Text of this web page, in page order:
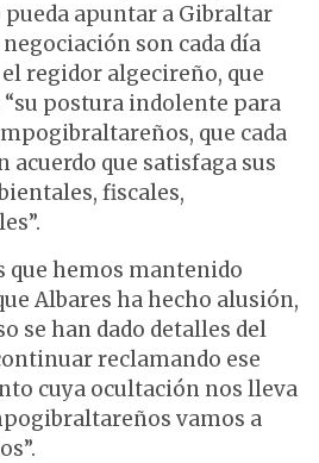
pueda apuntar a Gibraltar
son cada día
regidor algecireño, que
postura indolente para
, que cada
acuerdo que satisfaga sus
fiscales,
que hemos mantenido
Albares ha hecho alusión,
se han dado detalles del
reclamando ese
cuya ocultación nos lleva
vamos a